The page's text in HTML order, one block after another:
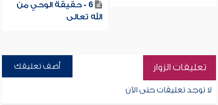
6 - حقيقة الوحي من
الله تعالى
تعليقات الزوار أضف تعليقك
لا توجد تعليقات حتى الآن